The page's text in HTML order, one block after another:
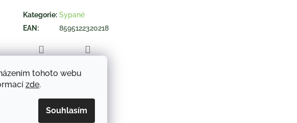
tohoto webu
zde.
Souhlasím
Kategorie: Sypané
EAN: 8595122320218
TwitterFacebook